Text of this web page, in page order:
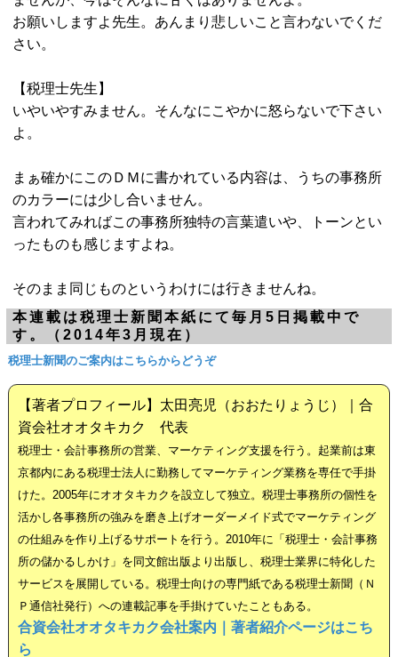
お願いしますよ先生。あんまり悲しいこと言わないでくだ
さい。
【税理士先生】
いやいやすみません。そんなにこやかに怒らないで下さい
よ。
まぁ確かにこのＤＭに書かれている内容は、うちの事務所
のカラーには少し合いません。
言われてみればこの事務所独特の言葉遣いや、トーンとい
ったものも感じますよね。
そのまま同じものというわけには行きませんね。
本連載は税理士新聞本紙にて毎月5日掲載中で
す。（2014年3月現在）
税理士新聞のご案内はこちらからどうぞ
【著者プロフィール】太田亮児（おおたりょうじ）｜合
資会社オオタキカク 代表
税理士・会計事務所の営業、マーケティング支援を行う。起業前は東
京都内にある税理士法人に勤務してマーケティング業務を専任で手掛
けた。2005年にオオタキカクを設立して独立。税理士事務所の個性を
活かし各事務所の強みを磨き上げオーダーメイド式でマーケティング
の仕組みを作り上げるサポートを行う。2010年に「税理士・会計事務
所の儲かるしかけ」を同文館出版より出版し、税理士業界に特化した
サービスを展開している。税理士向けの専門紙である税理士新聞（Ｎ
Ｐ通信社発行）への連載記事を手掛けていたこともある。
合資会社オオタキカク会社案内｜著者紹介ページはこち
ら